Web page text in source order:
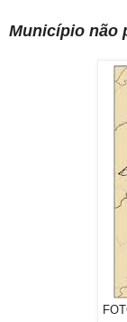
Município não